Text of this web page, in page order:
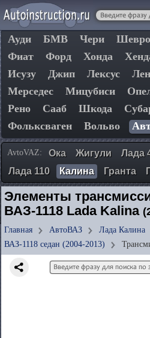
Ауди БМВ Чери
Фиат
Форд Хонда
Исузу
Джип Лексус
Мерседес
Мицубиси
Рено
Сааб Шкода
Фольксваген
Вольво
AvtoVAZ: Ока Жигули Лада
Лада 110
Калина Гранта
Элементы
ВАЗ-1118 Lada Kalina
Главная АвтоВАЗ
Лада Калина
ВАЗ-1118 седан (2004-2013)